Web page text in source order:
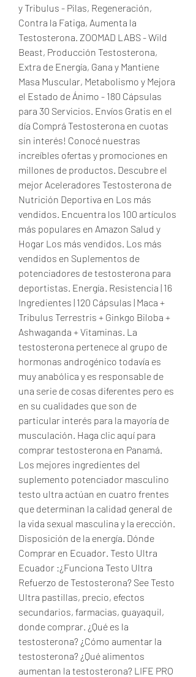
y Tribulus - Pilas, Regeneración,
Contra la Fatiga, Aumenta la
Testosterona. ZOOMAD LABS - Wild
Beast, Producción Testosterona,
Extra de Energía, Gana y Mantiene
Masa Muscular, Metabolismo y Mejora
el Estado de Ánimo - 180 Cápsulas
para 30 Servicios. Envíos Gratis en el
día Comprá Testosterona en cuotas
sin interés! Conocé nuestras
increíbles ofertas y promociones en
millones de productos. Descubre el
mejor Aceleradores Testosterona de
Nutrición Deportiva en Los más
vendidos. Encuentra los 100 artículos
más populares en Amazon Salud y
Hogar Los más vendidos. Los más
vendidos en Suplementos de
potenciadores de testosterona para
deportistas. Energía · Resistencia | 16
Ingredientes | 120 Cápsulas | Maca +
Tribulus Terrestris + Ginkgo Biloba +
Ashwaganda + Vitaminas. La
testosterona pertenece al grupo de
hormonas androgénico todavía es
muy anabólica y es responsable de
una serie de cosas diferentes pero es
en su cualidades que son de
particular interés para la mayoría de
musculación. Haga clic aquí para
comprar testosterona en Panamá.
Los mejores ingredientes del
suplemento potenciador masculino
testo ultra actúan en cuatro frentes
que determinan la calidad general de
la vida sexual masculina y la erección.
Disposición de la energía. Dónde
Comprar en Ecuador. Testo Ultra
Ecuador :¿Funciona Testo Ultra
Refuerzo de Testosterona? See Testo
Ultra pastillas, precio, efectos
secundarios, farmacias, guayaquil,
donde comprar. ¿Qué es la
testosterona? ¿Cómo aumentar la
testosterona? ¿Qué alimentos
aumentan la testosterona? LIFE PRO